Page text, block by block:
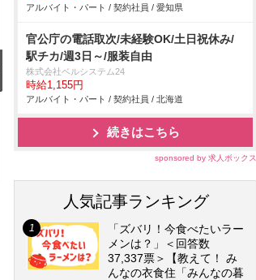
アルバイト・パート / 契約社員 / 愛知県
官公庁の電話取次/未経験OK/土日祝休み/
駅チカ/週3日～/服装自由
株式会社ベルシステム24
時給1,155円
アルバイト・パート / 契約社員 / 北海道
続きはこちら
sponsored by 求人ボックス
人気記事ランキング
「ズバリ！今食べたいラー
メンは？」＜回答数
37,337票＞【教えて！ み
んなの衣食住「みんなの暮